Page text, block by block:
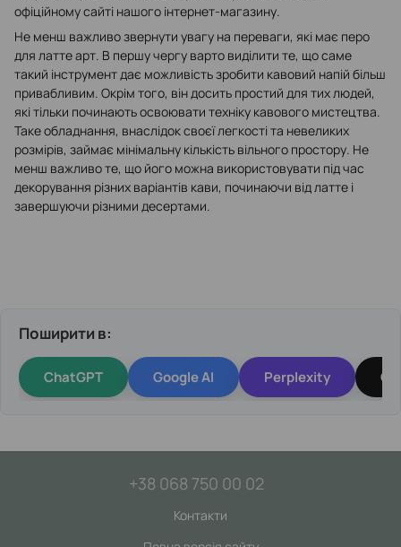
офіційному сайті нашого інтернет-магазину.
Не менш важливо звернути увагу на переваги, які має перо
для латте арт. В першу чергу варто виділити те, що саме
такий інструмент дає можливість зробити кавовий напій більш
привабливим. Окрім того, він досить простий для тих людей,
які тільки починають освоювати техніку кавового мистецтва.
Таке обладнання, внаслідок своєї легкості та невеликих
розмірів, займає мінімальну кількість вільного простору. Не
менш важливо те, що його можна використовувати під час
декорування різних варіантів кави, починаючи від латте і
завершуючи різними десертами.
Поширити в:
ChatGPT Google AI Perplexity
+38 068 750 00 02
Контакти